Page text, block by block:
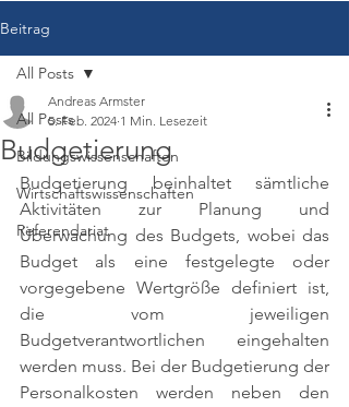
Beitrag
All Posts
Bildungswissenschaften
Wirtschaftswissenschaften
Referendariat
All Posts
Budgetierung
Andreas Armster
5. Feb. 2024 1 Min. Lesezeit
Budgetierung beinhaltet sämtliche
Aktivitäten zur Planung und
Überwachung des Budgets, wobei das
Budget als eine festgelegte oder
vorgegebene Wertgröße definiert ist,
die vom jeweiligen
Budgetverantwortlichen eingehalten
werden muss. Bei der Budgetierung der
Personalkosten werden neben den